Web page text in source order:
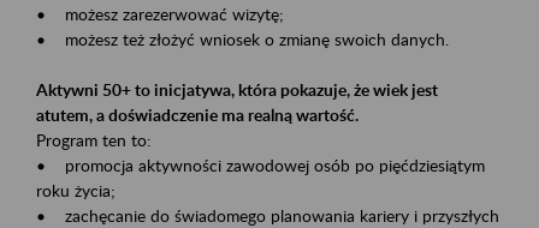
• możesz zarezerwować wizytę;
• możesz też złożyć wniosek o zmianę swoich danych.
Aktywni 50+ to inicjatywa, która pokazuje, że wiek jest
atutem, a doświadczenie ma realną wartość.
Program ten to:
• promocja aktywności zawodowej osób po pięćdziesiątym
roku życia;
• zachęcanie do świadomego planowania kariery i przyszłych